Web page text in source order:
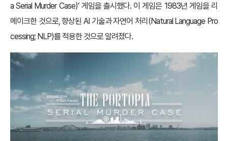
a Serial Murder Case)’ 게임을 출시했다. 이 게임은 1983년 게임을 리
메이크한 것으로, 향상된 AI 기술과 자연어 처리(Natural Language Pro
cessing; NLP)를 적용한 것으로 알려졌다.